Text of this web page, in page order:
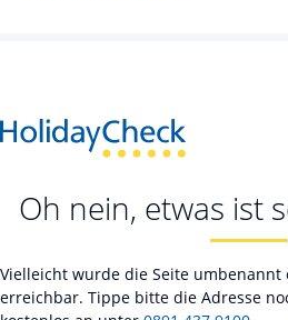
Oh nein, etwas ist
Vielleicht wurde die Seite
erreichbar. Tippe bitte die Adresse